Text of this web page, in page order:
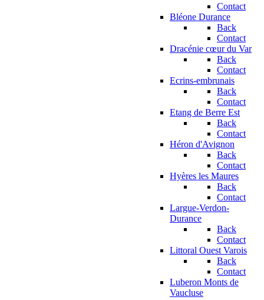
Contact
Bléone Durance
Back
Contact
Dracénie cœur du Var
Back
Contact
Ecrins-embrunais
Back
Contact
Etang de Berre Est
Back
Contact
Héron d'Avignon
Back
Contact
Hyères les Maures
Back
Contact
Largue-Verdon-
Durance
Back
Contact
Littoral Ouest Varois
Back
Contact
Luberon Monts de
Vaucluse